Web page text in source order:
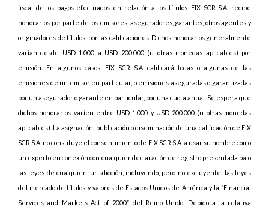
fiscal de los pagos efectuados en relación a los títulos. FIX SCR S.A. recibe
honorarios por parte de los emisores, aseguradores, garantes, otros agentes y
originadores de títulos, por las calificaciones. Dichos honorarios generalmente
varían desde USD 1.000 a USD 200.000 (u otras monedas aplicables) por
emisión. En algunos casos, FIX SCR S.A. calificará todas o algunas de las
emisiones de un emisor en particular, o emisiones aseguradas o garantizadas
por un asegurador o garante en particular, por una cuota anual. Se espera que
dichos honorarios varíen entre USD 1.000 y USD 200.000 (u otras monedas
aplicables). La asignación, publicación o diseminación de una calificación de FIX
SCR S.A. no constituye el consentimiento de FIX SCR S.A. a usar su nombre como
un experto en conexión con cualquier declaración de registro presentada bajo
las leyes de cualquier jurisdicción, incluyendo, pero no excluyente, las leyes
del mercado de títulos y valores de Estados Unidos de América y la “Financial
Services and Markets Act of 2000” del Reino Unido. Debido a la relativa